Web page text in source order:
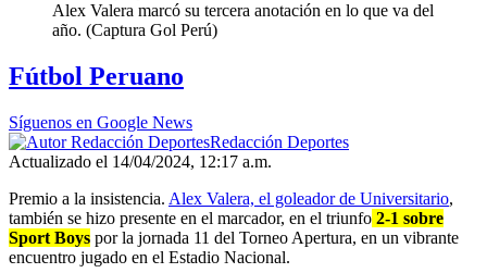
Alex Valera marcó su tercera anotación en lo que va del
año. (Captura Gol Perú)
Fútbol Peruano
Síguenos en Google News
Redacción Deportes
Actualizado el 14/04/2024, 12:17 a.m.
Premio a la insistencia. Alex Valera, el goleador de Universitario,
también se hizo presente en el marcador, en el triunfo 2-1 sobre
Sport Boys por la jornada 11 del Torneo Apertura, en un vibrante
encuentro jugado en el Estadio Nacional.